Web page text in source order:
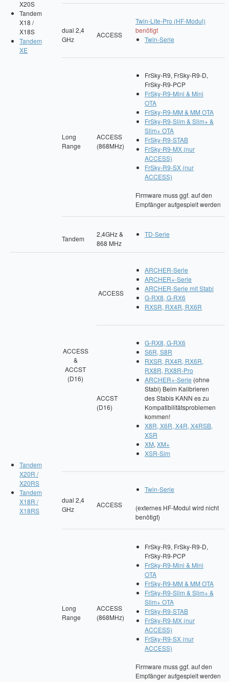
X20S
Tandem
X18 /
X18S
Tandem
XE
dual 2,4
GHz
ACCESS
Twin-Lite-Pro (HF-Modul)
benötigt
Twin-Serie
Long
Range
ACCESS
(868MHz)
FrSky-R9, FrSky-R9-D,
FrSky-R9-PCP
FrSky-R9-Mini & Mini
OTA
FrSky-R9-MM & MM OTA
FrSky-R9-Slim & Slim+ &
Slim+ OTA
FrSky-R9-STAB
FrSky-R9-MX (nur
ACCESS)
FrSky-R9-SX (nur
ACCESS)
Firmware muss ggf. auf den
Empfänger aufgespielt werden
Tandem
2,4GHz &
868 MHz
TD-Serie
Tandem
X20R /
X20RS
Tandem
X18R /
X18RS
ACCESS
&
ACCST
(D16)
ACCESS
ARCHER-Serie
ARCHER+-Serie
ARCHER-Serie mit Stabi
G-RX8, G-RX6
RXSR, RX4R, RX6R
ACCST
(D16)
G-RX8, G-RX6
S6R, S8R
RXSR, RX4R, RX6R,
RX8R, RX8R-Pro
ARCHER+-Serie (ohne
Stabi) Beim Kalibrieren
des Stabis KANN es zu
Kompatibilitätsproblemen
kommen!
X8R, X6R, X4R, X4RSB,
XSR
XM, XM+
XSR-Sim
dual 2,4
GHz
ACCESS
Twin-Serie
(externes HF-Modul wird nicht
benötigt)
Long
Range
ACCESS
(868MHz)
FrSky-R9, FrSky-R9-D,
FrSky-R9-PCP
FrSky-R9-Mini & Mini
OTA
FrSky-R9-MM & MM OTA
FrSky-R9-Slim & Slim+ &
Slim+ OTA
FrSky-R9-STAB
FrSky-R9-MX (nur
ACCESS)
FrSky-R9-SX (nur
ACCESS)
Firmware muss ggf. auf den
Empfänger aufgespielt werden